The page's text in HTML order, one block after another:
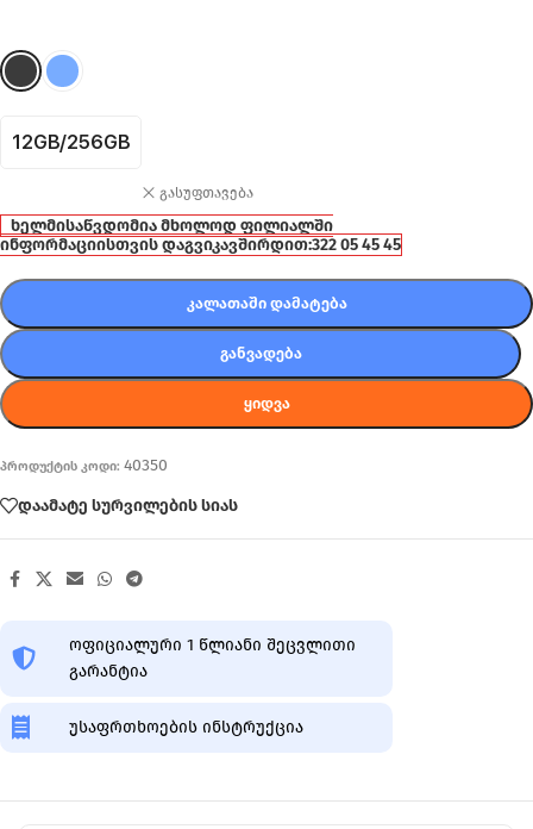
12GB/256GB
გასუფთავება
ხელმისაწვდომია მხოლოდ ფილიალში
ინფორმაციისთვის დაგვიკავშირდით:322 05 45 45
ᲙᲐᲚᲐᲗᲐᲨᲘ ᲓᲐᲛᲐᲢᲔᲑᲐ
ᲒᲐᲜᲕᲐᲓᲔᲑᲐ
ᲧᲘᲓᲕᲐ
პროდუქტის კოდი: 40350
დაამატე სურვილების სიას
ოფიციალური 1 წლიანი შეცვლითი
გარანტია
უსაფრთხოების ინსტრუქცია